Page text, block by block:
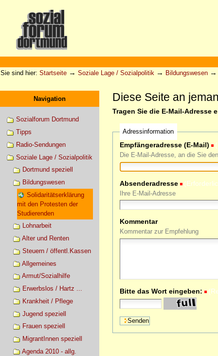
Werkzeuge
Sie sind hier: Startseite → Soziale Lage / Sozialpolitik → Bildungswesen
Navigation
Sozialforum Dortmund
Tipps
Radio-Sendungen
Soziale Lage / Sozialpolitik
Dortmund speziell
Bildungswesen
Solidaritätserklärung
mit den Protesten der
Studierenden
Lohnarbeit
Alter und Renten
Steuern / öffentl.Kassen
Allgemeines
Armut/Sozialhilfe
Erwerbslos / Hartz ...
Krankheit / Pflege
Jugend speziell
Frauen speziell
MigrantInnen speziell
Agenda 2010 - allg.
Diese Seite an
Tragen Sie die E-Mail-Adresse
Adressinformation
Empfängeradresse (E-Mail)
Die E-Mail-Adresse, an die Sie
Absenderadresse
Ihre E-Mail-Adresse
Kommentar
Kommentar zur Empfehlung
Bitte das Wort eingeben: